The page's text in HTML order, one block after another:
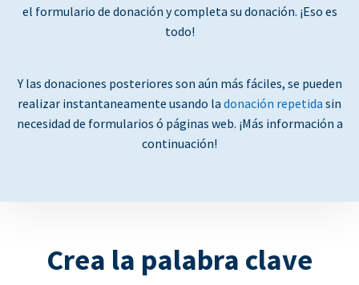
el formulario de donación y completa su donación. ¡Eso es
todo!
Y las donaciones posteriores son aún más fáciles, se pueden
realizar instantaneamente usando la donación repetida sin
necesidad de formularios ó páginas web. ¡Más información a
continuación!
Crea la palabra clave